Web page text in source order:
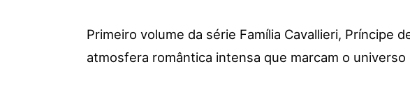
Primeiro volume da série Família Cavallieri, Príncipe
atmosfera romântica intensa que marcam o